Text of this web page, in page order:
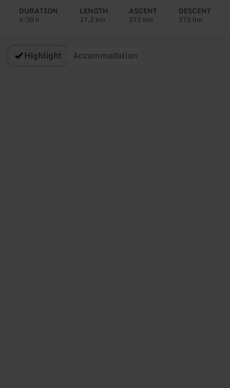
tour:
DURATION
4:30 h
LENGTH
17.2 km
ASCENT
275 hm
DESCENT
275 hm
Highlight Accommodation